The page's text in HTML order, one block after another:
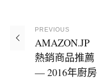
PREVIOUS
AMAZON.JP
熱銷商品推薦
— 2016年廚房